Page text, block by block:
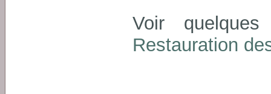
Voir
Restauration